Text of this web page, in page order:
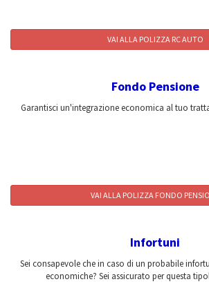
VAI ALLA POLIZZA RC AUTO
Fondo Pensione
Garantisci un'integrazione economica al tuo
VAI ALLA POLIZZA FONDO
Infortuni
Sei consapevole che in caso di un probabile
economiche? Sei assicurato per questa